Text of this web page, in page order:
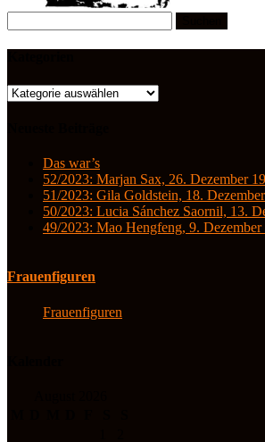
nach:
Kategorien
Das war’s
52/2023: Marjan Sax, 26. Dezember
51/2023: Gila Goldstein, 18.
50/2023: Lucia Sánchez Saornil, 13.
49/2023: Mao Hengfeng, 9. Dezember
Frauenfiguren
Frauenfiguren